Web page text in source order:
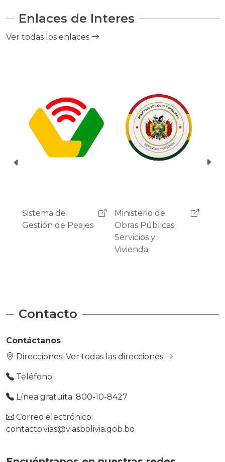
el cobro de peaje a través del debito
usuario.
Enlaces de Interes
Ver todas los enlaces
Ministerio de
Obras Públicas
Administradora
Boliviana de
Carreteras
Contacto
Contáctanos
Direcciones: Ver todas las direcciones
Teléfono:
Línea gratuita: 800-10-8427
Correo electrónico:
contacto.vias@viasbolivia.gob.bo